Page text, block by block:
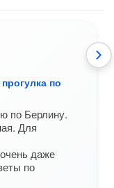
по
по Берлину.
Для
даже
по